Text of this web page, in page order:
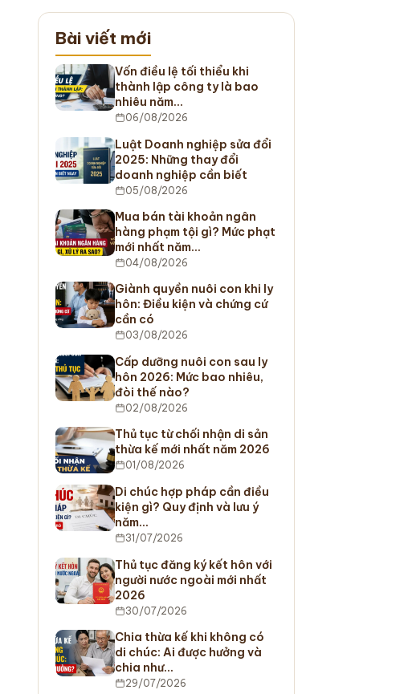
Bài viết mới
Vốn điều lệ tối thiểu khi
thành lập công ty là bao
nhiêu năm…
06/08/2026
Luật Doanh nghiệp sửa đổi
2025: Những thay đổi
doanh nghiệp cần biết
05/08/2026
Mua bán tài khoản ngân
hàng phạm tội gì? Mức phạt
mới nhất năm…
04/08/2026
Giành quyền nuôi con khi ly
hôn: Điều kiện và chứng cứ
cần có
03/08/2026
Cấp dưỡng nuôi con sau ly
hôn 2026: Mức bao nhiêu,
đòi thế nào?
02/08/2026
Thủ tục từ chối nhận di sản
thừa kế mới nhất năm 2026
01/08/2026
Di chúc hợp pháp cần điều
kiện gì? Quy định và lưu ý
năm…
31/07/2026
Thủ tục đăng ký kết hôn với
người nước ngoài mới nhất
2026
30/07/2026
Chia thừa kế khi không có
di chúc: Ai được hưởng và
chia như…
29/07/2026